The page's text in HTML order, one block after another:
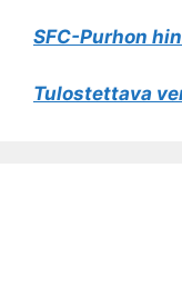
SFC-Purhon
Tulostettava